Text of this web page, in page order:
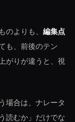
のよりも、 編集点
も、前後のテン
がりが違うと、視
場合は、ナレータ
読むか」だけでな